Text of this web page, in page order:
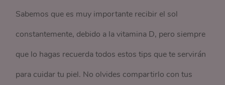
Sabemos que es muy importante recibir el sol
constantemente, debido a la vitamina D, pero siempre
que lo hagas recuerda todos estos tips que te servirán
para cuidar tu piel. No olvides compartirlo con tus